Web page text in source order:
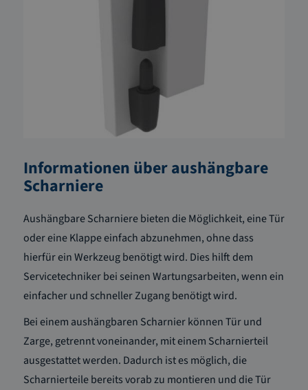
Informationen über aushängbare
Scharniere
Aushängbare Scharniere bieten die Möglichkeit, eine Tür
oder eine Klappe einfach abzunehmen, ohne dass
hierfür ein Werkzeug benötigt wird. Dies hilft dem
Servicetechniker bei seinen Wartungsarbeiten, wenn ein
einfacher und schneller Zugang benötigt wird.
Bei einem aushängbaren Scharnier können Tür und
Zarge, getrennt voneinander, mit einem Scharnierteil
ausgestattet werden. Dadurch ist es möglich, die
Scharnierteile bereits vorab zu montieren und die Tür